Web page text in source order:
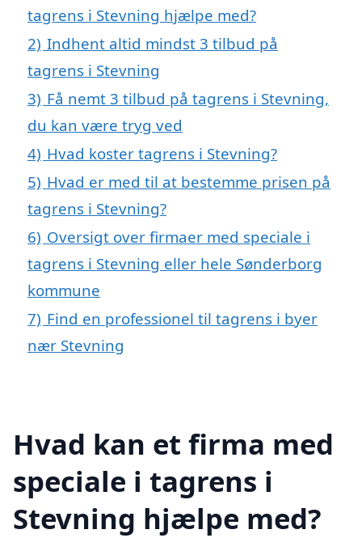
tagrens i Stevning hjælpe med?
2) Indhent altid mindst 3 tilbud på
tagrens i Stevning
3) Få nemt 3 tilbud på tagrens i Stevning,
du kan være tryg ved
4) Hvad koster tagrens i Stevning?
5) Hvad er med til at bestemme prisen på
tagrens i Stevning?
6) Oversigt over firmaer med speciale i
tagrens i Stevning eller hele Sønderborg
kommune
7) Find en professionel til tagrens i byer
nær Stevning
Hvad kan et firma med
speciale i tagrens i
Stevning hjælpe med?